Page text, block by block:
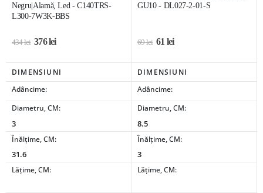
Negru|Alamă, Led - C140TRS-
L300-7W3K-BBS
434lei 376lei
GU10 - DL027-2-01-S
69lei 61 lei
DIMENSIUNI
DIMENSIUNI
Adâncime:
Adâncime:
Diametru, CM:
3
Diametru, CM:
8.5
Înălțime, CM:
31.6
Înălțime, CM:
3
Lățime, CM: Lățime, CM: